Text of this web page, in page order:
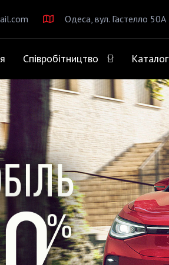
Одеса, вул. Гастелло 50А
Співробітництво Каталог